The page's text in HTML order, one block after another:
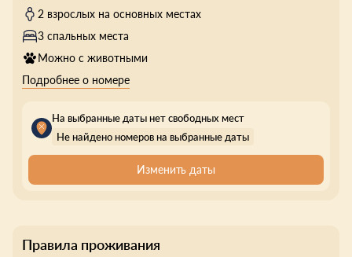
2 взрослых на основных местах
3 спальных места
Можно с животными
Подробнее о номере
На выбранные даты нет свободных мест
Не найдено номеров на выбранные даты
Изменить даты
Правила проживания